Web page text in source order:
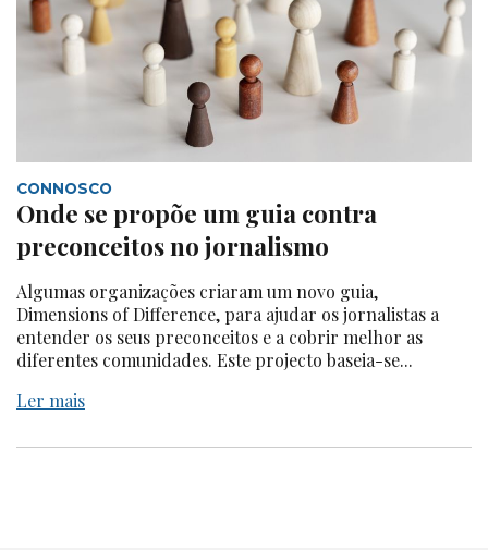
CONNOSCO
Onde se propõe um guia contra
preconceitos no jornalismo
Algumas organizações criaram um novo guia,
Dimensions of Difference, para ajudar os jornalistas a
entender os seus preconceitos e a cobrir melhor as
diferentes comunidades. Este projecto baseia-se...
Ler mais